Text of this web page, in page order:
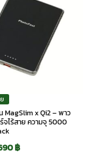
MagSlim x Qi2 – พาว
จไร้สาย ความจุ 5000
฿Current